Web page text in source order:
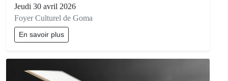
Jeudi 30 avril 2026
Foyer Culturel de Goma
En savoir plus